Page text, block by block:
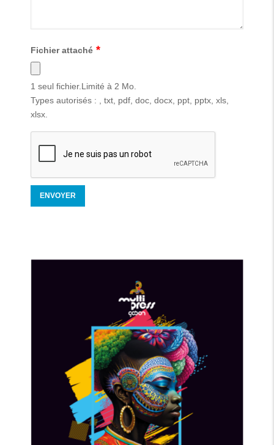
Fichier attaché
1 seul fichier.Limité à 2 Mo.
Types autorisés : , txt, pdf, doc, docx, ppt, pptx, xls,
xlsx.
image